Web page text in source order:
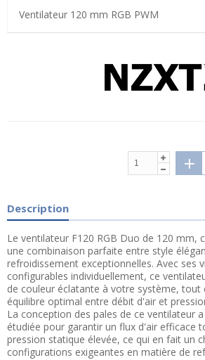
Ventilateur 120 mm RGB PWM
Description
Le ventilateur F120 RGB Duo de 120 mm,
une combinaison parfaite entre style
refroidissement exceptionnelles. Avec ses
configurables individuellement, ce
de couleur éclatante à votre système, tout
équilibre optimal entre débit d'air et
La conception des pales de ce ventilateur
étudiée pour garantir un flux d'air efficace
pression statique élevée, ce qui en fait un
configurations exigeantes en matière de